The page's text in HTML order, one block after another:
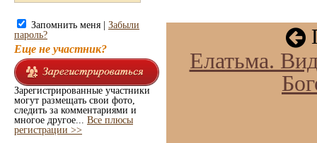
Запомнить меня | Забыли
пароль?
Еще не участник?
Зарегистрированные участники
могут размещать свои фото,
следить за комментариями и
многое другое... Все плюсы
регистрации >>
Елатьма.